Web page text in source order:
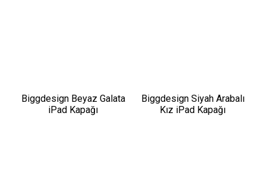
Biggdesign Beyaz Galata
iPad Kapağı
Biggdesign Siyah Arabalı
Kız iPad Kapağı